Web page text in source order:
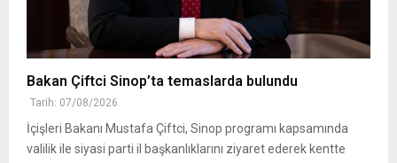
Bakan Çiftci Sinop’ta temaslarda bulundu
Tarih: 07/08/2026
İçişleri Bakanı Mustafa Çiftci, Sinop programı kapsamında
valilik ile siyasi parti il başkanlıklarını ziyaret ederek kentte